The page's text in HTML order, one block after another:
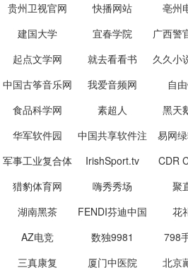
贵州卫视官网 快播网站 亳州
建国大学 宜春学院
广西警
科
起点文学网 就去看看书 久久小
中国古筝音乐网 我爱音频网 自
食品科学网 素超人 黑天
华军软件园
中国共享软件注
册中心
易网
军事工业复合体 IrishSport.tv CDR
猎豹体育网 嗨秀秀场 聚
湖南黑茶
FENDI芬迪中国
官网
花
AZ电竞 数独9981 798
三真康复 厦门中医院 北京